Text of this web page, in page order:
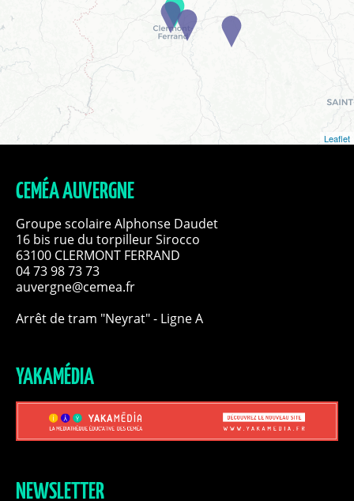
Leaflet
CEMÉA AUVERGNE
Groupe scolaire Alphonse Daudet
16 bis rue du torpilleur Sirocco
63100 CLERMONT FERRAND
04 73 98 73 73
auvergne@cemea.fr
Arrêt de tram "Neyrat" - Ligne A
YAKAMÉDIA
NEWSLETTER